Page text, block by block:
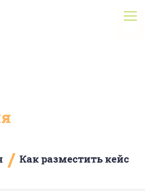
/ Как разместить кейс